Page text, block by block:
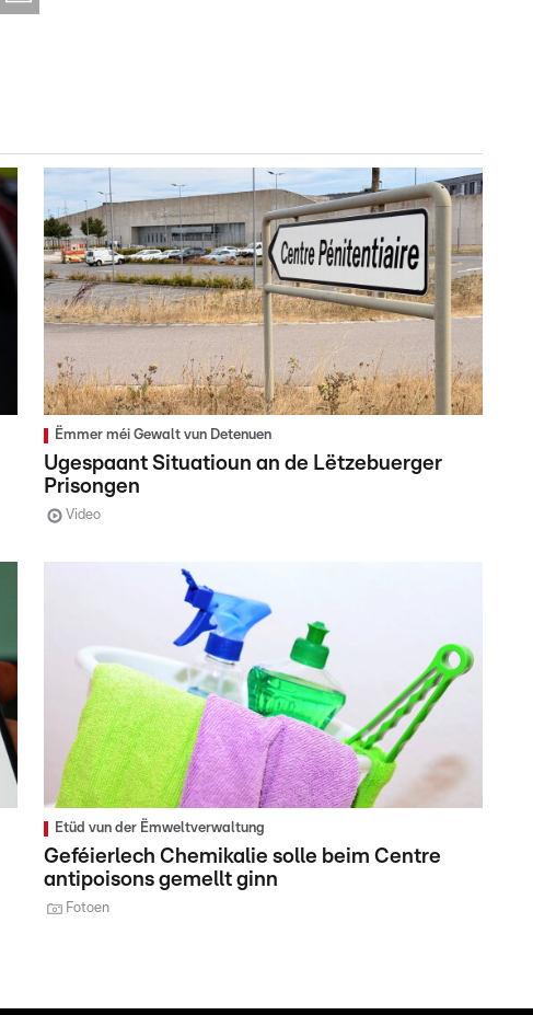
Ëmmer méi Gewalt vun Detenuen
Ugespaant Situatioun an de Lëtzebuerger
Prisongen
Video
Etüd vun der Ëmweltverwaltung
Geféierlech Chemikalie solle beim Centre
antipoisons gemellt ginn
Fotoen